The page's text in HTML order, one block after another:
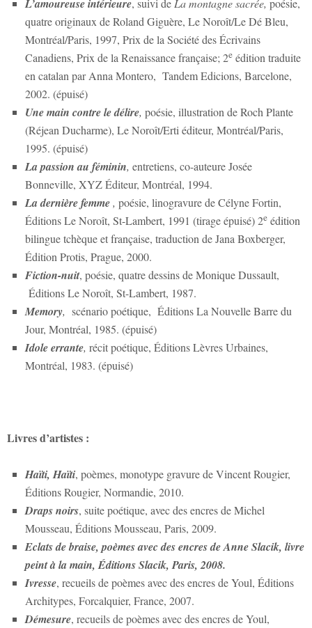
L’amoureuse intérieure, suivi de La montagne sacrée, poésie,
quatre originaux de Roland Giguère, Le Noroît/Le Dé Bleu,
Montréal/Paris, 1997, Prix de la Société des Écrivains
Canadiens, Prix de la Renaissance française; 2e édition traduite
en catalan par Anna Montero, Tandem Edicions, Barcelone,
2002. (épuisé)
Une main contre le délire, poésie, illustration de Roch Plante
(Réjean Ducharme), Le Noroît/Erti éditeur, Montréal/Paris,
1995. (épuisé)
La passion au féminin, entretiens, co-auteure Josée
Bonneville, XYZ Éditeur, Montréal, 1994.
La dernière femme, poésie, linogravure de Célyne Fortin,
Éditions Le Noroît, St-Lambert, 1991 (tirage épuisé) 2e édition
bilingue tchèque et française, traduction de Jana Boxberger,
Édition Protis, Prague, 2000.
Fiction-nuit, poésie, quatre dessins de Monique Dussault,
Éditions Le Noroît, St-Lambert, 1987.
Memory, scénario poétique, Éditions La Nouvelle Barre du
Jour, Montréal, 1985. (épuisé)
Idole errante, récit poétique, Éditions Lèvres Urbaines,
Montréal, 1983. (épuisé)
Livres d’artistes :
Haïti, Haïti, poèmes, monotype gravure de Vincent Rougier,
Éditions Rougier, Normandie, 2010.
Draps noirs, suite poétique, avec des encres de Michel
Mousseau, Éditions Mousseau, Paris, 2009.
Eclats de braise, poèmes avec des encres de Anne Slacik, livre
peint à la main, Éditions Slacik, Paris, 2008.
Ivresse, recueils de poèmes avec des encres de Youl, Éditions
Architypes, Forcalquier, France, 2007.
Démesure, recueils de poèmes avec des encres de Youl,